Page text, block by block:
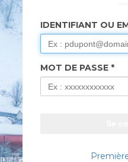
IDENTIFIANT OU
MOT DE PASSE